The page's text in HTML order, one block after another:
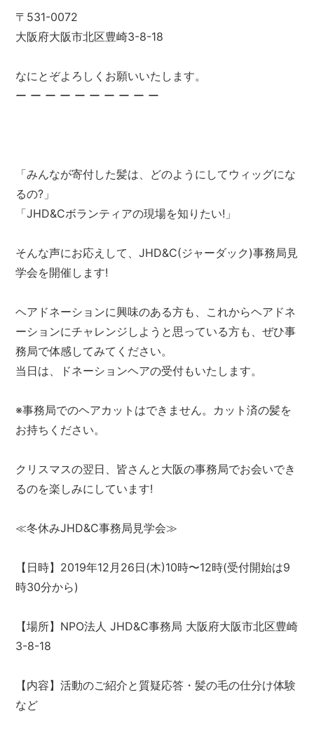
〒531-0072
大阪府大阪市北区豊崎3-8-18
なにとぞよろしくお願いいたします。
ー ー ー ー ー ー ー ー ー ー
「みんなが寄付した髪は、どのようにしてウィッグにな
るの?」
「JHD&Cボランティアの現場を知りたい!」
そんな声にお応えして、JHD&C(ジャーダック)事務局見
学会を開催します!
ヘアドネーションに興味のある方も、これからヘアドネ
ーションにチャレンジしようと思っている方も、ぜひ事
務局で体感してみてください。
当日は、ドネーションヘアの受付もいたします。
※事務局でのヘアカットはできません。カット済の髪を
お持ちください。
クリスマスの翌日、皆さんと大阪の事務局でお会いでき
るのを楽しみにしています!
≪冬休みJHD&C事務局見学会≫
【日時】2019年12月26日(木)10時〜12時(受付開始は9
時30分から)
【場所】NPO法人 JHD&C事務局 大阪府大阪市北区豊崎
3-8-18
【内容】活動のご紹介と質疑応答・髪の毛の仕分け体験
など